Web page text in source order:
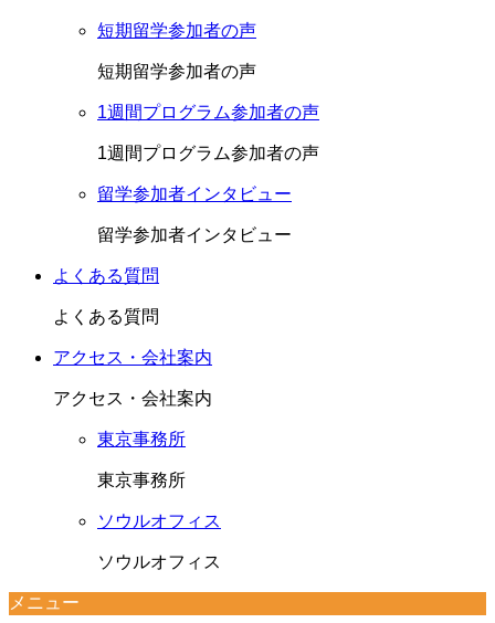
短期留学参加者の声
短期留学参加者の声
1週間プログラム参加者の声
1週間プログラム参加者の声
留学参加者インタビュー
留学参加者インタビュー
よくある質問
よくある質問
アクセス・会社案内
アクセス・会社案内
東京事務所
東京事務所
ソウルオフィス
ソウルオフィス
メニュー